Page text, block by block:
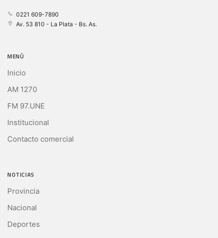
0221 609-7890
Av. 53 810 - La Plata - Bs. As.
MENÚ
Inicio
AM 1270
FM 97.UNE
Institucional
Contacto comercial
NOTICIAS
Provincia
Nacional
Deportes